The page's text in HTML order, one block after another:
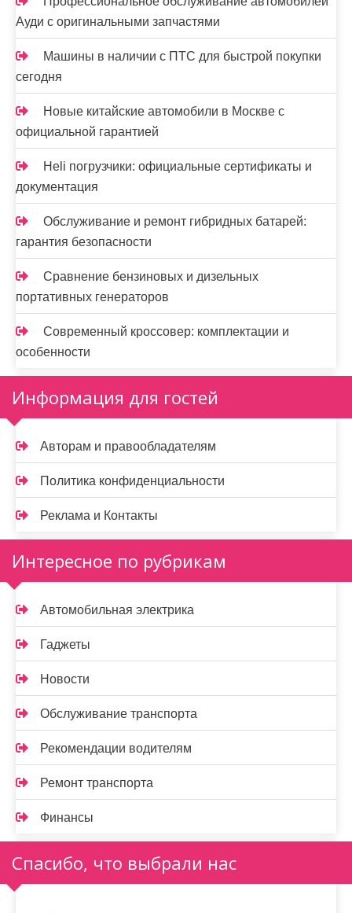
Ауди с оригинальными запчастями
Машины в наличии с ПТС для быстрой покупки
сегодня
Новые китайские автомобили в Москве с
официальной гарантией
Heli погрузчики: официальные сертификаты и
документация
Обслуживание и ремонт гибридных батарей:
гарантия безопасности
Сравнение бензиновых и дизельных
портативных генераторов
Современный кроссовер: комплектации и
особенности
Информация для гостей
Авторам и правообладателям
Политика конфиденциальности
Реклама и Контакты
Интересное по рубрикам
Автомобильная электрика
Гаджеты
Новости
Обслуживание транспорта
Рекомендации водителям
Ремонт транспорта
Финансы
Спасибо, что выбрали нас